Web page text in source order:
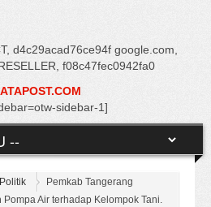
d4c29acad76ce94f google.com,
f08c47fec0942fa0
sidebar-1]
Politik
Pemkab Tangerang
Air terhadap Kelompok Tani.